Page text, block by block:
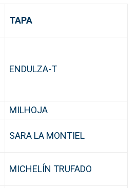
TAPA
ENDULZA-T
MILHOJA
SARA LA MONTIEL
MICHELÍN TRUFADO